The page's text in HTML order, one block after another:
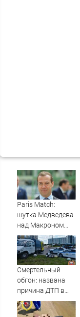
Paris Match:
шутка Медведева
над Макроном
вызвала
возмущение во
Франции
Смертельный
обгон: названа
причина ДТП в
Твери, в котором
погиб